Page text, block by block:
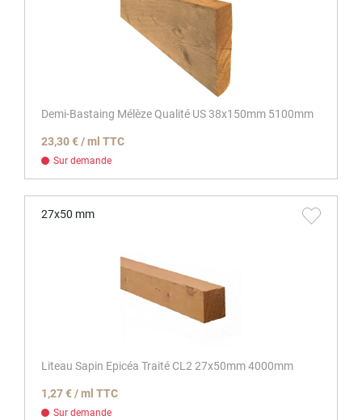
Demi-Bastaing Mélèze Qualité US 38x150mm 5100mm
23,30 € / ml TTC
Sur demande
27x50 mm
Liteau Sapin Epicéa Traité CL2 27x50mm 4000mm
1,27 € / ml TTC
Sur demande